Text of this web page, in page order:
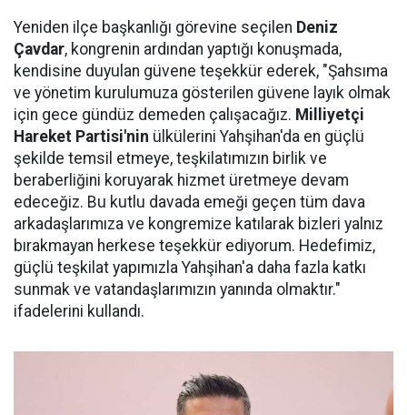
Yeniden ilçe başkanlığı görevine seçilen Deniz
Çavdar, kongrenin ardından yaptığı konuşmada,
kendisine duyulan güvene teşekkür ederek, "Şahsıma
ve yönetim kurulumuza gösterilen güvene layık olmak
için gece gündüz demeden çalışacağız. Milliyetçi
Hareket Partisi'nin ülkülerini Yahşihan'da en güçlü
şekilde temsil etmeye, teşkilatımızın birlik ve
beraberliğini koruyarak hizmet üretmeye devam
edeceğiz. Bu kutlu davada emeği geçen tüm dava
arkadaşlarımıza ve kongremize katılarak bizleri yalnız
bırakmayan herkese teşekkür ediyorum. Hedefimiz,
güçlü teşkilat yapımızla Yahşihan'a daha fazla katkı
sunmak ve vatandaşlarımızın yanında olmaktır."
ifadelerini kullandı.